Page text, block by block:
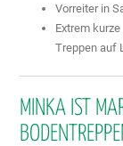
Vorreiter in
Extrem
Treppen auf
MINKA IST